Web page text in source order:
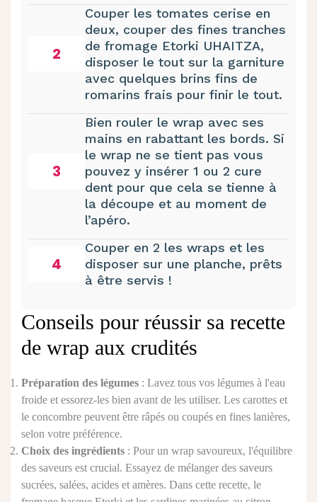
2
Couper les tomates cerise en
deux, couper des fines tranches
de fromage Etorki UHAITZA,
disposer le tout sur la garniture
avec quelques brins fins de
romarins frais pour finir le tout.
3
Bien rouler le wrap avec ses
mains en rabattant les bords. Si
le wrap ne se tient pas vous
pouvez y insérer 1 ou 2 cure
dent pour que cela se tienne à
la découpe et au moment de
l’apéro.
4
Couper en 2 les wraps et les
disposer sur une planche, prêts
à être servis !
Conseils pour réussir sa recette
de wrap aux crudités
Préparation des légumes : Lavez tous vos légumes à l'eau
froide et essorez-les bien avant de les utiliser. Les carottes et
le concombre peuvent être râpés ou coupés en fines lanières,
selon votre préférence.
Choix des ingrédients : Pour un wrap savoureux, l'équilibre
des saveurs est crucial. Essayez de mélanger des saveurs
sucrées, salées, acides et amères. Dans cette recette, le